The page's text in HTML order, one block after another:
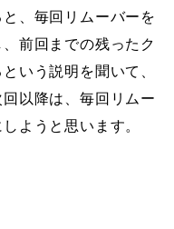
、毎回リムーバーを
前回までの残ったク
いう説明を聞いて、
以降は、毎回リムー
ようと思います。